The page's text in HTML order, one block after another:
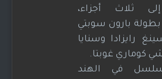
ثلاث أجزاء،
بارون سوبتي
رايزادا وسنايا
كوماري غوبتا.
في الهند